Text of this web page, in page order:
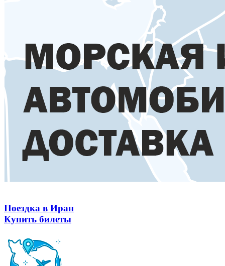
Поездка в Иран
Купить билеты